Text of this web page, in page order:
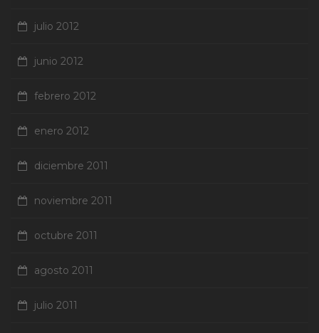
julio 2012
junio 2012
febrero 2012
enero 2012
diciembre 2011
noviembre 2011
octubre 2011
agosto 2011
julio 2011